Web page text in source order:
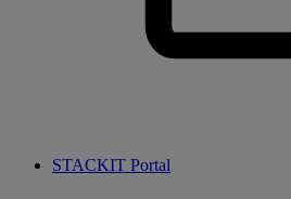
STACKIT Portal